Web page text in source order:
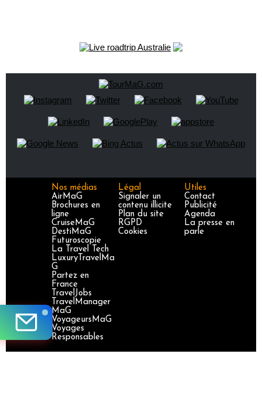
Nos médias
AirMaG
Brochures en
ligne
CruiseMaG
DestiMaG
Futuroscopie
La Travel Tech
LuxuryTravelMa
G
Partez en
France
TravelJobs
TravelManager
MaG
VoyageursMaG
Voyages
Responsables
Légal
Signaler un
contenu illicite
Plan du site
RGPD
Cookies
Utiles
Contact
Publicité
Agenda
La presse en
parle